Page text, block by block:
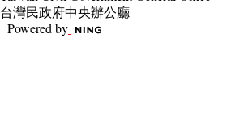
台灣民政府中央辦公廳
Powered by